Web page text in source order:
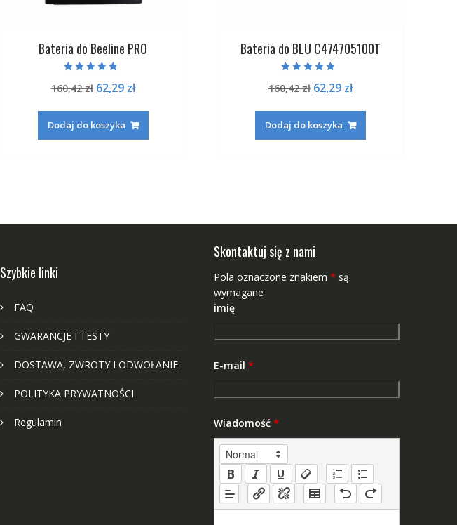
Bateria do Beeline PRO
4.50
na 5
160,42zł Pierwotna
wynosiła:
160,42 zł.
62,29 złAktualna
62,29 zł.
Dodaj do koszyka
Bateria do BLU C474705100T
4.50
na 5
160,42zł Pierwotna
wynosiła:
160,42 zł.
62,29 złAktualna
62,29 zł.
Dodaj do koszyka
Szybkie linki
FAQ
GWARANCJE I TESTY
DOSTAWA, ZWROTY I ODWOŁANIE
POLITYKA PRYWATNOŚCI
Regulamin
Skontaktuj się z nami
Pola oznaczone znakiem * są
wymagane
imię
E-mail *
Wiadomość *